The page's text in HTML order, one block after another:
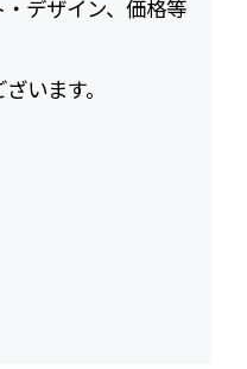
デザイン、価格等
います。